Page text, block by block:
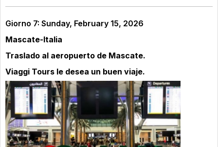
Giorno 7: Sunday, February 15, 2026
Mascate-Italia
Traslado al aeropuerto de Mascate.
Viaggi Tours le desea un buen viaje.